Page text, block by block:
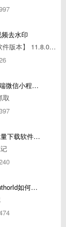
去水印
【软件名称】 抖音短视频【软件版本】 11.8.0【软件大小】 83.74M【是否Root】不需要【测试机型】PCML10 [oppo Reno Ace]【文字介绍】 抖音短视频app是一款很有意思娱
「亲测可用」fiddler抓不到pc端微信小程序包解决方案
取
小红书笔记图片视频无水印批量下载软件使用教程
小红书批量下载软件抓不到authorId如何解决